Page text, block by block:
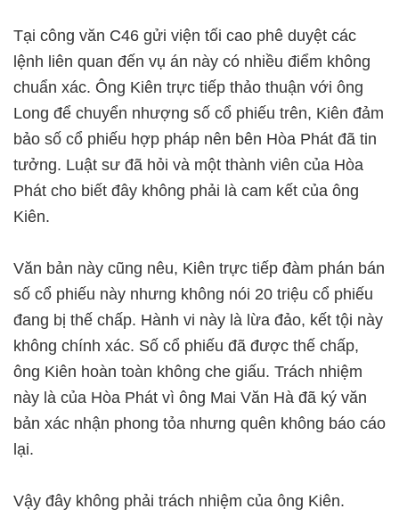
Tại công văn C46 gửi viện tối cao phê duyệt các
lệnh liên quan đến vụ án này có nhiều điểm không
chuẩn xác. Ông Kiên trực tiếp thảo thuận với ông
Long để chuyển nhượng số cổ phiếu trên, Kiên đảm
bảo số cổ phiếu hợp pháp nên bên Hòa Phát đã tin
tưởng. Luật sư đã hỏi và một thành viên của Hòa
Phát cho biết đây không phải là cam kết của ông
Kiên.
Văn bản này cũng nêu, Kiên trực tiếp đàm phán bán
số cổ phiếu này nhưng không nói 20 triệu cổ phiếu
đang bị thế chấp. Hành vi này là lừa đảo, kết tội này
không chính xác. Số cổ phiếu đã được thế chấp,
ông Kiên hoàn toàn không che giấu. Trách nhiệm
này là của Hòa Phát vì ông Mai Văn Hà đã ký văn
bản xác nhận phong tỏa nhưng quên không báo cáo
lại.
Vậy đây không phải trách nhiệm của ông Kiên.